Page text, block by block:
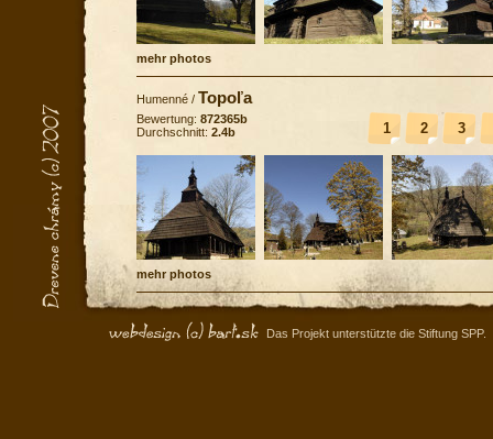
mehr photos
Humenné / Topoľa
1 2 3
Bewertung: 872365b
Durchschnitt: 2.4b
mehr photos
Das Projekt unterstützte die Stiftung SPP.